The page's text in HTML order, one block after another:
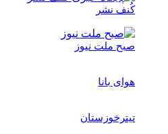
کُنف نشر
صبح ملت نیوز
هوای بانا
تیترخوزستان